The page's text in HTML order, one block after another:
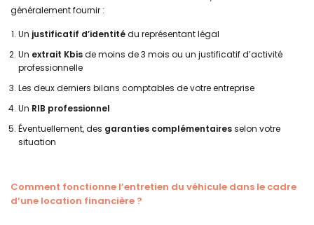
généralement fournir :
Un justificatif d’identitédu représentant légal
Un extrait Kbisde moins de 3 mois ou un justificatif d’activité
professionnelle
Les deux derniers bilans comptables de votre entreprise
Un RIB professionnel
Éventuellement, des garanties complémentairesselon votre
situation
Comment fonctionne l’entretien du véhicule dans le cadre
d’une location financière ?